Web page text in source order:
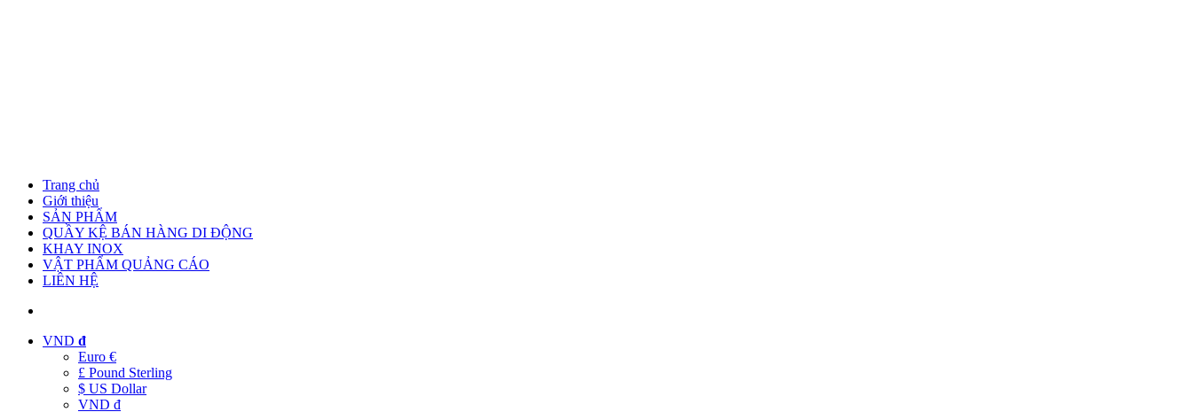
Trang chủ
Giới thiệu
SẢN PHẨM
QUẦY KỆ BÁN HÀNG DI ĐỘNG
KHAY INOX
VẬT PHẨM QUẢNG CÁO
LIÊN HỆ
VND đ
Euro €
£ Pound Sterling
$ US Dollar
VND đ